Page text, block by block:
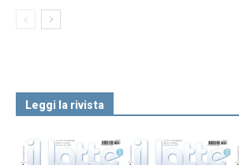
Leggi la rivista